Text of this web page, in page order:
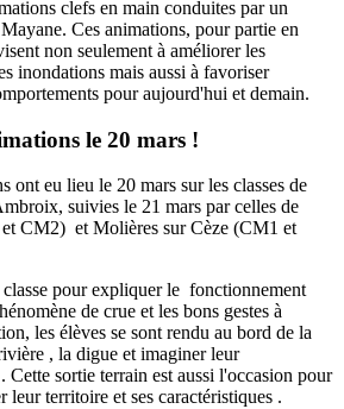
clefs en main conduites par un
Ces animations, pour partie en
non seulement à améliorer les
inondations mais aussi à favoriser
pour aujourd'hui et demain.
le 20 mars !
ont eu lieu le 20 mars sur les classes de
suivies le 21 mars par celles de
CM2) et Molières sur Cèze (CM1 et
pour expliquer le fonctionnement
de crue et les bons gestes à
les élèves se sont rendu au bord de la
, la digue et imaginer leur
Cette sortie terrain est aussi l'occasion pour
leur territoire et ses caractéristiques .